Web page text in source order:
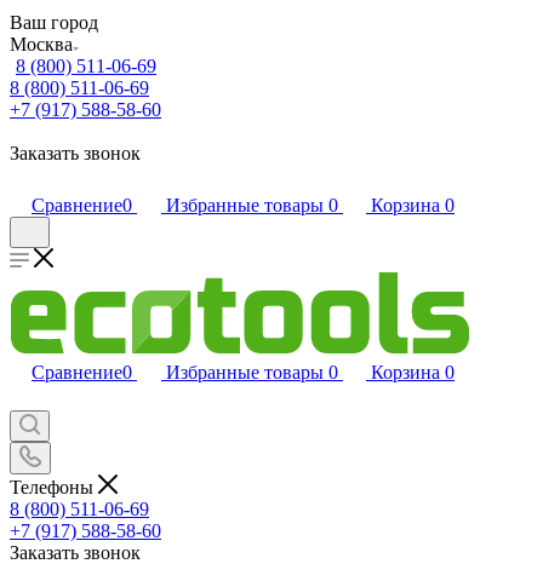
Ваш город
Москва
8 (800) 511-06-69
8 (800) 511-06-69
+7 (917) 588-58-60
Заказать звонок
Сравнение0 Избранные товары 0 Корзина 0
Сравнение0 Избранные товары 0 Корзина 0
Телефоны
8 (800) 511-06-69
+7 (917) 588-58-60
Заказать звонок